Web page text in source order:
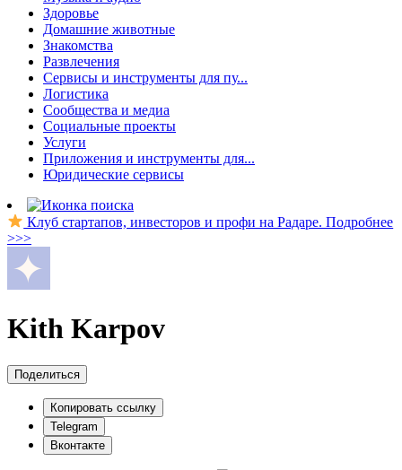
Здоровье
Домашние животные
Знакомства
Развлечения
Сервисы и инструменты для пу...
Логистика
Сообщества и медиа
Социальные проекты
Услуги
Приложения и инструменты для...
Юридические сервисы
Клуб стартапов, инвесторов и профи на Радаре. Подробнее
>>>
Kith Karpov
Поделиться
Копировать ссылку
Telegram
Вконтакте